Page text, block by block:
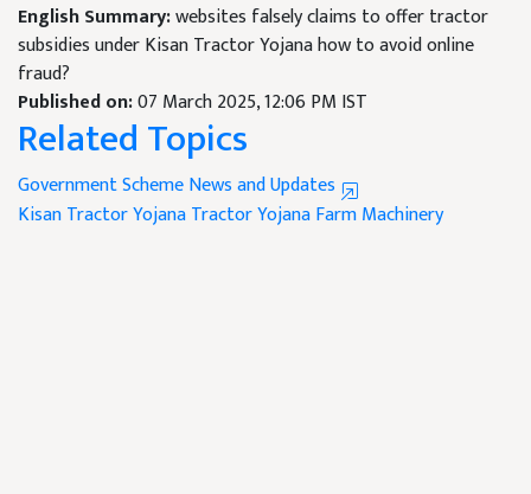
English Summary:websites falsely claims to offer tractor
subsidies under Kisan Tractor Yojana how to avoid online
fraud?
Published on:07 March 2025, 12:06 PM IST
Related Topics
Government Scheme News and Updates
Kisan Tractor YojanaTractor YojanaFarm Machinery